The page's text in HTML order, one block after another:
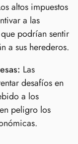
altos impuestos
a las
podrían sentir
a sus herederos.
Las
desafíos en
a los
peligro los